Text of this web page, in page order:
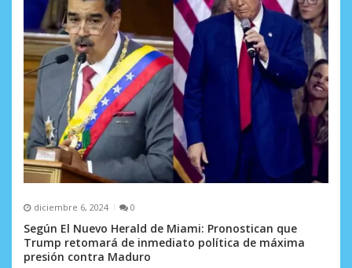
diciembre 6, 2024 0
Según El Nuevo Herald de Miami: Pronostican que
Trump retomará de inmediato política de máxima
presión contra Maduro